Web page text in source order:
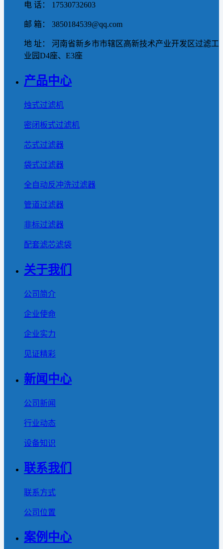
电 话： 17530732603
邮 箱： 3850184539@qq.com
地 址： 河南省新乡市市辖区高新技术产业开发区过滤工
业园D4座、E3座
产品中心
烛式过滤机
密闭板式过滤机
芯式过滤器
袋式过滤器
全自动反冲洗过滤器
管道过滤器
非标过滤器
配套滤芯滤袋
关于我们
公司简介
企业使命
企业实力
见证精彩
新闻中心
公司新闻
行业动态
设备知识
联系我们
联系方式
公司位置
案例中心